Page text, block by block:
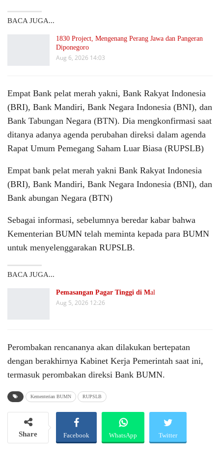
BACA JUGA...
1830 Project, Mengenang Perang Jawa dan Pangeran
Diponegoro
Aug 6, 2026 14:03
Empat Bank pelat merah yakni, Bank Rakyat Indonesia
(BRI), Bank Mandiri, Bank Negara Indonesia (BNI), dan
Bank Tabungan Negara (BTN). Dia mengkonfirmasi saat
ditanya adanya agenda perubahan direksi dalam agenda
Rapat Umum Pemegang Saham Luar Biasa (RUPSLB)
Empat bank pelat merah yakni Bank Rakyat Indonesia
(BRI), Bank Mandiri, Bank Negara Indonesia (BNI), dan
Bank abungan Negara (BTN)
Sebagai informasi, sebelumnya beredar kabar bahwa
Kementerian BUMN telah meminta kepada para BUMN
untuk menyelenggarakan RUPSLB.
BACA JUGA...
Pemasangan Pagar Tinggi di Mal
Aug 5, 2026 12:26
Perombakan rencananya akan dilakukan bertepatan
dengan berakhirnya Kabinet Kerja Pemerintah saat ini,
termasuk perombakan direksi Bank BUMN.
Kementerian BUMN RUPSLB
Share Facebook WhatsApp Twitter